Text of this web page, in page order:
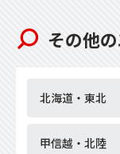
その他
北海道・東北
甲信越・北陸